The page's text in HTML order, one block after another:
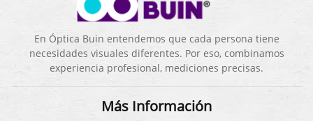
En Óptica Buin entendemos que cada persona tiene
necesidades visuales diferentes. Por eso, combinamos
experiencia profesional, mediciones precisas.
Más Información